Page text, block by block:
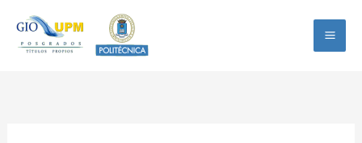
contenido